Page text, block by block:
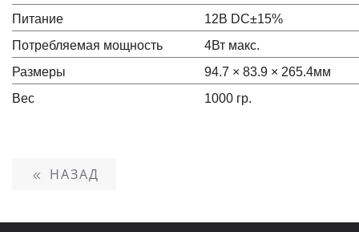
Питание
12В DC±15%
Потребляемая мощность
4Вт макс.
Размеры
94.7 × 83.9 × 265.4мм
Вес
1000 гр.
НАЗАД